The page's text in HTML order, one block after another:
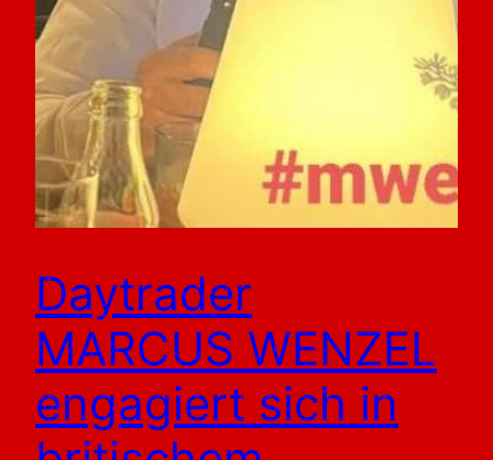
Daytrader
MARCUS WENZEL
engagiert sich in